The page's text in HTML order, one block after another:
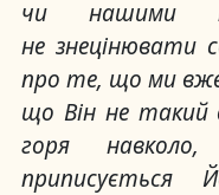
чи нашими
не знецінювати
про те, що ми
що Він не
горя